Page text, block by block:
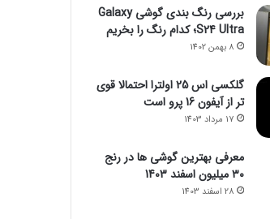
بررسی رنگ بندی گوشی Galaxy
S24 Ultra؛ کدام رنگ را بخریم
8 بهمن 1402
گلکسی اس 25 اولترا احتمالا قوی
تر از آیفون 16 پرو است
17 مرداد 1403
معرفی بهترین گوشی ها در رنج
۳۰ میلیون اسفند 1403
28 اسفند 1403